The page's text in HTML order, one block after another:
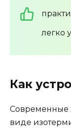
легко
Как
Современные
виде